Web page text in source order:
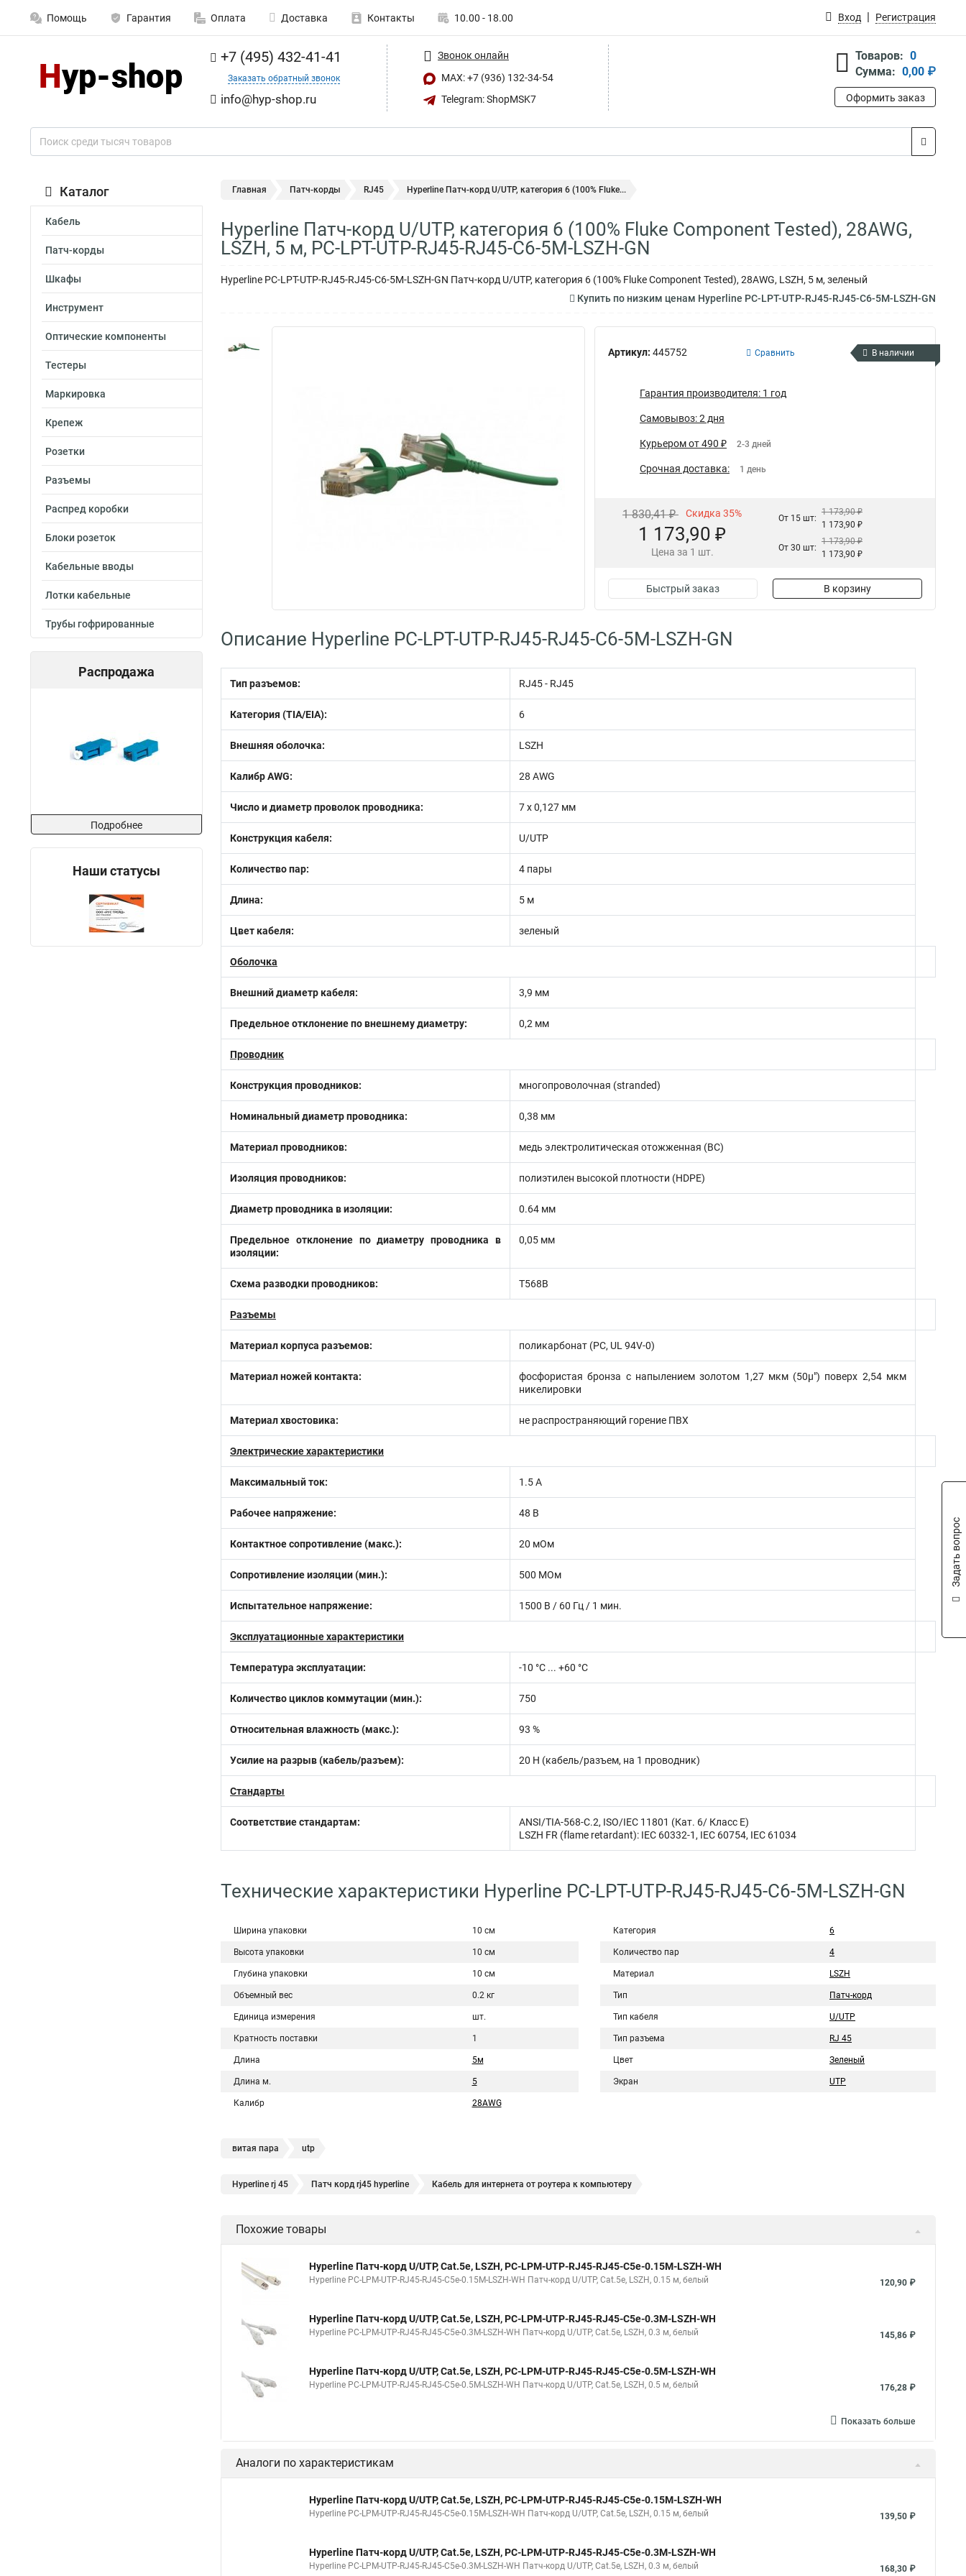
Помощь Гарантия Оплата Доставка Контакты 10.00 - 18.00 Вход Регистрация
+7 (495) 432-41-41
Заказать обратный звонок
info@hyp-shop.ru
Звонок онлайн
MAX: +7 (936) 132-34-54
Telegram: ShopMSK7
Товаров: 0
Сумма: 0,00 ₽
Оформить заказ
Каталог
Кабель
Патч-корды
Шкафы
Инструмент
Оптические компоненты
Тестеры
Маркировка
Крепеж
Розетки
Разъемы
Распред коробки
Блоки розеток
Кабельные вводы
Лотки кабельные
Трубы гофрированные
Распродажа
Подробнее
Наши статусы
Главная Патч-корды RJ45 Hyperline Патч-корд U/UTP, категория 6 (100% Fluke...
Hyperline Патч-корд U/UTP, категория 6 (100% Fluke Component Tested), 28AWG,
LSZH, 5 м, PC-LPT-UTP-RJ45-RJ45-C6-5M-LSZH-GN
Hyperline PC-LPT-UTP-RJ45-RJ45-C6-5M-LSZH-GN Патч-корд U/UTP, категория 6 (100% Fluke Component Tested), 28AWG, LSZH, 5 м, зеленый
Купить по низким ценам Hyperline PC-LPT-UTP-RJ45-RJ45-C6-5M-LSZH-GN
Артикул: 445752 Сравнить В наличии
Гарантия производителя: 1 год
Самовывоз: 2 дня
Курьером от 490 ₽ 2-3 дней
Срочная доставка: 1 день
1 830,41 ₽ Скидка 35%
1 173,90 ₽
Цена за 1 шт.
От 15 шт:
1 173,90 ₽
1 173,90 ₽
От 30 шт:
1 173,90 ₽
1 173,90 ₽
Быстрый заказ В корзину
Описание Hyperline PC-LPT-UTP-RJ45-RJ45-C6-5M-LSZH-GN
Тип разъемов: RJ45 - RJ45
Категория (TIA/EIA): 6
Внешняя оболочка: LSZH
Калибр AWG: 28 AWG
Число и диаметр проволок проводника: 7 х 0,127 мм
Конструкция кабеля: U/UTP
Количество пар: 4 пары
Длина: 5 м
Цвет кабеля: зеленый
Оболочка
Внешний диаметр кабеля: 3,9 мм
Предельное отклонение по внешнему диаметру: 0,2 мм
Проводник
Конструкция проводников: многопроволочная (stranded)
Номинальный диаметр проводника: 0,38 мм
Материал проводников: медь электролитическая отожженная (BC)
Изоляция проводников: полиэтилен высокой плотности (HDPE)
Диаметр проводника в изоляции: 0.64 мм
Предельное отклонение по диаметру проводника в
изоляции:
0,05 мм
Схема разводки проводников: T568B
Разъемы
Материал корпуса разъемов: поликарбонат (PC, UL 94V-0)
Материал ножей контакта:
фосфористая бронза с напылением золотом 1,27 мкм (50µ") поверх 2,54 мкм
никелировки
Материал хвостовика: не распространяющий горение ПВХ
Электрические характеристики
Максимальный ток: 1.5 А
Рабочее напряжение: 48 В
Контактное сопротивление (макс.): 20 мОм
Сопротивление изоляции (мин.): 500 МОм
Испытательное напряжение: 1500 В / 60 Гц / 1 мин.
Эксплуатационные характеристики
Температура эксплуатации: -10 °C ... +60 °C
Количество циклов коммутации (мин.): 750
Относительная влажность (макс.): 93 %
Усилие на разрыв (кабель/разъем): 20 Н (кабель/разъем, на 1 проводник)
Стандарты
Соответствие стандартам:
ANSI/TIA-568-C.2, ISO/IEC 11801 (Кат. 6/ Класс E)
LSZH FR (flame retardant): IEC 60332-1, IEC 60754, IEC 61034
Технические характеристики Hyperline PC-LPT-UTP-RJ45-RJ45-C6-5M-LSZH-GN
Ширина упаковки 10 см
Высота упаковки 10 см
Глубина упаковки 10 см
Объемный вес 0.2 кг
Единица измерения шт.
Кратность поставки 1
Длина 5м
Длина м. 5
Калибр 28AWG
Категория 6
Количество пар 4
Материал LSZH
Тип Патч-корд
Тип кабеля U/UTP
Тип разъема RJ 45
Цвет Зеленый
Экран UTP
витая пара utp
Hyperline rj 45 Патч корд rj45 hyperline Кабель для интернета от роутера к компьютеру
Похожие товары
Hyperline Патч-корд U/UTP, Cat.5е, LSZH, PC-LPM-UTP-RJ45-RJ45-C5e-0.15M-LSZH-WH
Hyperline PC-LPM-UTP-RJ45-RJ45-C5e-0.15M-LSZH-WH Патч-корд U/UTP, Cat.5е, LSZH, 0.15 м, белый 120,90 ₽
Hyperline Патч-корд U/UTP, Cat.5е, LSZH, PC-LPM-UTP-RJ45-RJ45-C5e-0.3M-LSZH-WH
Hyperline PC-LPM-UTP-RJ45-RJ45-C5e-0.3M-LSZH-WH Патч-корд U/UTP, Cat.5е, LSZH, 0.3 м, белый 145,86 ₽
Hyperline Патч-корд U/UTP, Cat.5e, LSZH, PC-LPM-UTP-RJ45-RJ45-C5e-0.5M-LSZH-WH
Hyperline PC-LPM-UTP-RJ45-RJ45-C5e-0.5M-LSZH-WH Патч-корд U/UTP, Cat.5e, LSZH, 0.5 м, белый 176,28 ₽
Показать больше
Аналоги по характеристикам
Hyperline Патч-корд U/UTP, Cat.5е, LSZH, PC-LPM-UTP-RJ45-RJ45-C5e-0.15M-LSZH-WH
Hyperline PC-LPM-UTP-RJ45-RJ45-C5e-0.15M-LSZH-WH Патч-корд U/UTP, Cat.5е, LSZH, 0.15 м, белый 139,50 ₽
Hyperline Патч-корд U/UTP, Cat.5е, LSZH, PC-LPM-UTP-RJ45-RJ45-C5e-0.3M-LSZH-WH
Hyperline PC-LPM-UTP-RJ45-RJ45-C5e-0.3M-LSZH-WH Патч-корд U/UTP, Cat.5е, LSZH, 0.3 м, белый 168,30 ₽
Задать вопрос